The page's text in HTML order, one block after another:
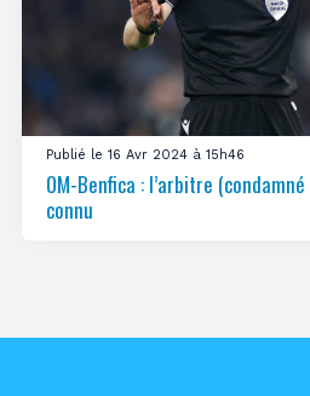
Publié le 16 Avr 2024 à 15h46
OM-Benfica : l’arbitre
connu